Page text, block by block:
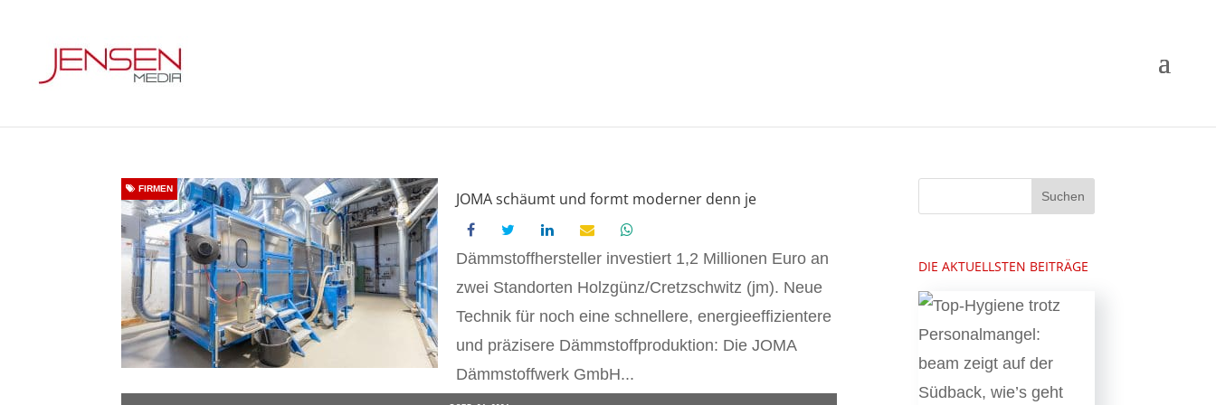
JOMA schäumt und formt moderner denn je
FIRMEN
Dämmstoffhersteller investiert 1,2 Millionen Euro an
zwei Standorten Holzgünz/Cretzschwitz (jm). Neue
Technik für noch eine schnellere, energieeffizientere
und präzisere Dämmstoffproduktion: Die JOMA
Dämmstoffwerk GmbH...
DIE AKTUELLSTEN BEITRÄGE